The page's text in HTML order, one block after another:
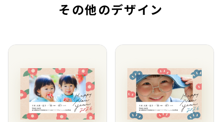
その他のデザイン